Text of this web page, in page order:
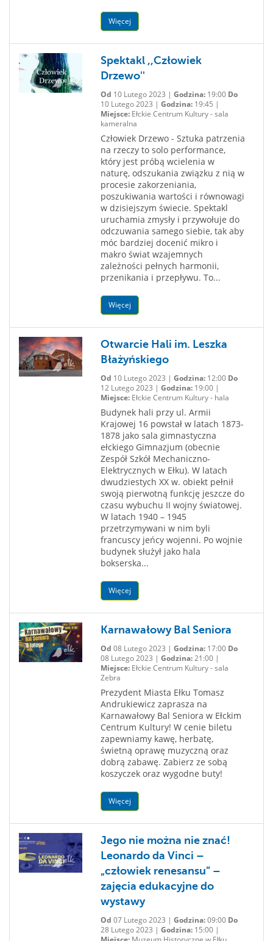
Więcej
Spektakl ,,Człowiek
Drzewo''
Od 10 Lutego 2023 | Godzina:19:00 Do
10 Lutego 2023 | Godzina:19:45 |
Miejsce:Ełckie Centrum Kultury - sala
kameralna
Człowiek Drzewo - Sztuka patrzenia
na rzeczy to solo performance,
który jest próbą wcielenia w
naturę, odszukania związku z nią w
procesie zakorzeniania,
poszukiwania wartości i równowagi
w dzisiejszym świecie. Spektakl
uruchamia zmysły i przywołuje do
odczuwania samego siebie, tak aby
móc bardziej docenić mikro i
makro świat wzajemnych
zależności pełnych harmonii,
przenikania i przepływu. To...
Więcej
Otwarcie Hali im. Leszka
Błażyńskiego
Od 10 Lutego 2023 | Godzina:12:00 Do
12 Lutego 2023 | Godzina:19:00 |
Miejsce:Ełckie Centrum Kultury - hala
Budynek hali przy ul. Armii
Krajowej 16 powstał w latach 1873-
1878 jako sala gimnastyczna
ełckiego Gimnazjum (obecnie
Zespół Szkół Mechaniczno-
Elektrycznych w Ełku). W latach
dwudziestych XX w. obiekt pełnił
swoją pierwotną funkcję jeszcze do
czasu wybuchu II wojny światowej.
W latach 1940 – 1945
przetrzymywani w nim byli
francuscy jeńcy wojenni. Po wojnie
budynek służył jako hala
bokserska...
Więcej
Karnawałowy Bal Seniora
Od 08 Lutego 2023 | Godzina:17:00 Do
08 Lutego 2023 | Godzina:21:00 |
Miejsce:Ełckie Centrum Kultury - sala
Zebra
Prezydent Miasta Ełku Tomasz
Andrukiewicz zaprasza na
Karnawałowy Bal Seniora w Ełckim
Centrum Kultury! W cenie biletu
zapewniamy kawę, herbatę,
świetną oprawę muzyczną oraz
dobrą zabawę. Zabierz ze sobą
koszyczek oraz wygodne buty!
Więcej
Jego nie można nie znać!
Leonardo da Vinci –
„człowiek renesansu” –
zajęcia edukacyjne do
wystawy
Od 07 Lutego 2023 | Godzina:09:00 Do
28 Lutego 2023 | Godzina:15:00 |